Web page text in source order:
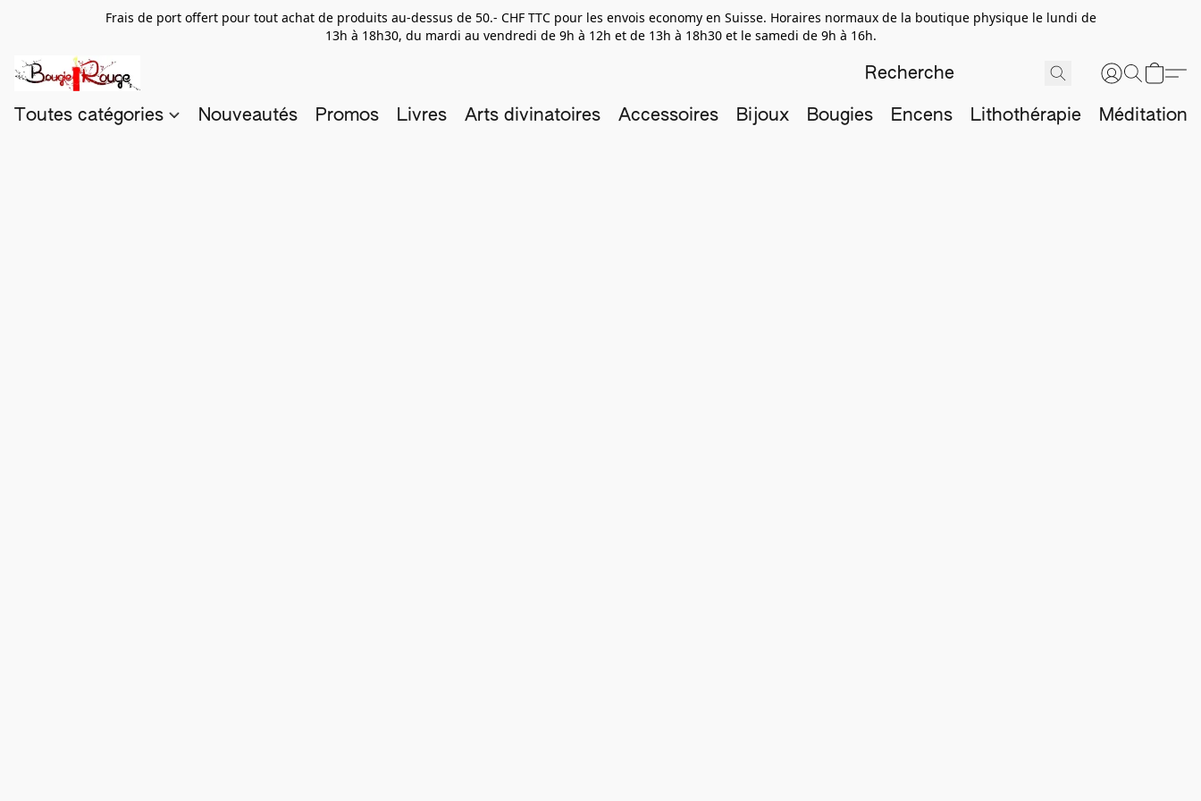
Frais de port offert pour tout achat de produits au-dessus de 50.- CHF TTC pour les envois economy en Suisse. Horaires normaux de la boutique physique le lundi de
13h à 18h30, du mardi au vendredi de 9h à 12h et de 13h à 18h30 et le samedi de 9h à 16h.
Toutes catégories Nouveautés Promos Livres Arts divinatoires Accessoires Bijoux Bougies Encens Lithothérapie Méditation